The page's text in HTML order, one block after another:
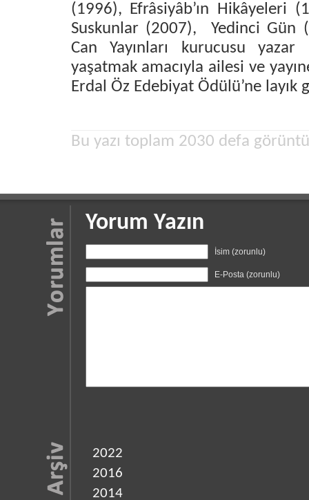
(1996), Efrâsiyâb’ın Hikâyeleri
Suskunlar (2007), Yedinci Gün
Can Yayınları kurucusu yazar
yaşatmak amacıyla ailesi ve
Erdal Öz Edebiyat Ödülü’ne layık
Bu yazı toplam 2030 defa
Yorum Yazın
İsim (zorunlu)
E-Posta (zorunlu)
2022
2016
2014